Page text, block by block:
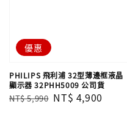
優惠
PHILIPS 飛利浦 32型薄邊框液晶
顯示器 32PHH5009 公司貨
Regular
NT$ 5,990 Sale
NT$ 4,900